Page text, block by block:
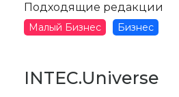
Подходящие редакции
Малый Бизнес Бизнес
INTEC.Universe